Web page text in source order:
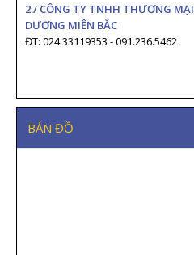
2./ CÔNG TY TNHH THƯƠNG
DƯƠNG MIỀN BẮC
ĐT: 024.33119353 - 091.236.5462
BẢN ĐỒ